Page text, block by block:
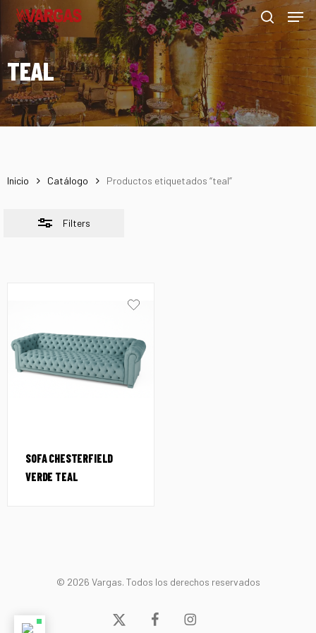
Skip
main
content
search
Menu
TEAL
Inicio Catálogo Productos etiquetados “teal”
Filters
Close
Filters
SOFA CHESTERFIELD
VERDE TEAL
© 2026 Vargas. Todos los derechos reservados
x-
facebookinstagram
Menu